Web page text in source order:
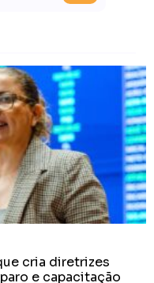
cria diretrizes
e capacitação